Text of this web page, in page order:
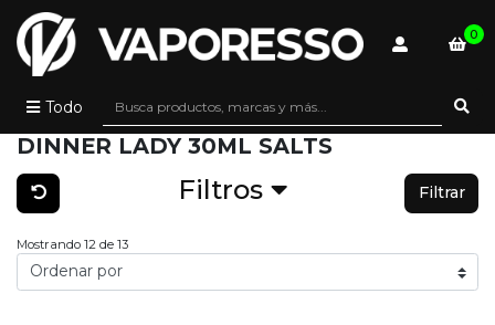
Todo
0
DINNER LADY 30ML SALTS
Filtros Filtrar
Mostrando 12 de 13